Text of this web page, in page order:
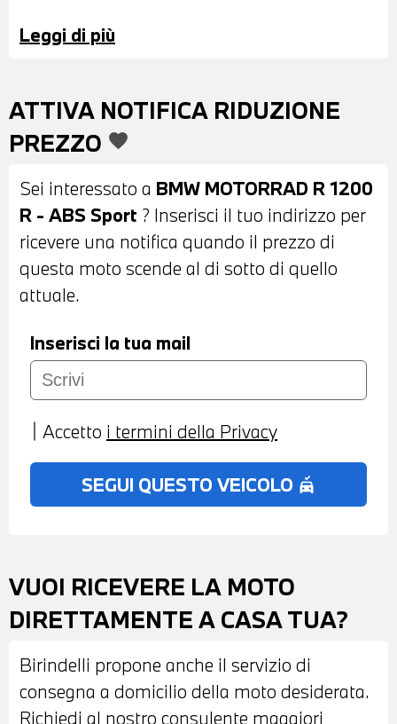
SET VALIGE LATERALI - SELLA IN PELLE
DI FINANZIAMENTO ANCHE PER
L'INTERO IMPORTO
Leggi di più
ATTIVA NOTIFICA RIDUZIONE
PREZZO favorite
Sei interessato a BMW MOTORRAD R 1200
R - ABS Sport ? Inserisci il tuo indirizzo per
ricevere una notifica quando il prezzo di
questa moto scende al di sotto di quello
attuale.
Inserisci la tua mail
Accetto i termini della Privacy
SEGUI QUESTO VEICOLO no_crash
VUOI RICEVERE LA MOTO
DIRETTAMENTE A CASA TUA?
Birindelli propone anche il servizio di
consegna a domicilio della moto desiderata.
Richiedi al nostro consulente maggiori